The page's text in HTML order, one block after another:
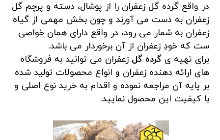
در واقع گرده گل زعفران را از پوشال، دسته و پرچم گل
زعفران به دست می آورند و چون بخش مهمی از گیاه
زعفران به شمار می رود، در واقع دارای همان خواصی
ست که خودِ زعفران از آن برخوردار می باشد.
برای تهیه یگرده گل زعفران می توانید به فروشگاه
های ارائه دهنده زعفران و انواع محصولات تولید شده
بر پایه آن مراجعه نموده و اقدام به خرید نوع اصلی و
با کیفیت این محصول نمایید.